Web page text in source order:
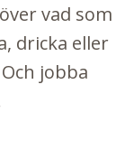
vad som
dricka eller
jobba